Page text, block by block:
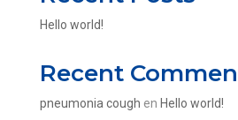
Hello world!
Recent
pneumonia cough en Hello world!